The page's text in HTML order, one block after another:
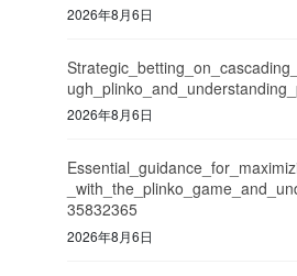
2026年8月6日
2026年8月6日
35832365
2026年8月6日